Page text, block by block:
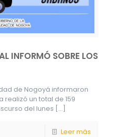
INFORMÓ SOBRE LOS
de Nogoyá informaron
realizó un total de 159
del lunes […]
Leer más